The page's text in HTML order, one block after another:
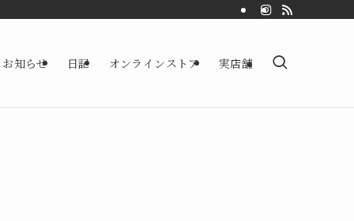
お知らせ 日記 オンラインストア 実店舗